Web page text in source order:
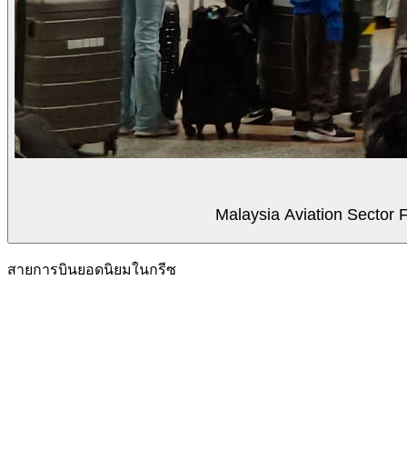
Malaysia Aviation Sector
สายการบินยอดนิยมในกรีซ